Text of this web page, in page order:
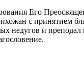
Его
с принятием
недугов и